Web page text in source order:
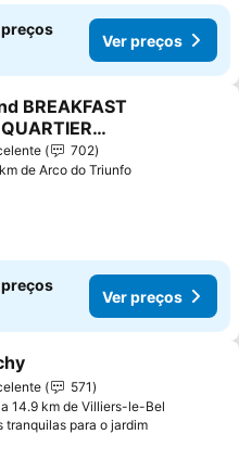
preços
Ver preços
aos favoritos
BREAKFAST
ÉLYSÉES
702
de Arco do Triunfo
preços
Ver preços
aos favoritos
571
a 14.9 km de Villiers-le-Bel
tranquilas para o jardimVer preços